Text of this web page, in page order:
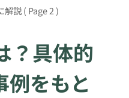
解説( Page 2 )
？具体的
例をもと